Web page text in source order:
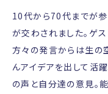
10代から70代までが参
が交わされました。ゲ
方々の発言からは生の
んアイデアを出して活
の声と自分達の意見。